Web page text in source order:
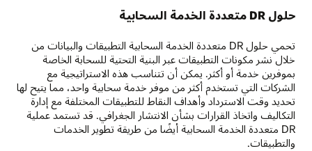
حلول DR متعددة الخدمة السحابية
تحمي حلول DR متعددة الخدمة السحابية التطبيقات والبيانات من
خلال نشر مكونات التطبيقات عبر البنية التحتية للسحابة الخاصة
بموفرين خدمة أو أكثر. يمكن أن تتناسب هذه الاستراتيجية مع
الشركات التي تستخدم أكثر من موفر خدمة سحابية واحد، مما يتيح لها
تحديد وقت الاسترداد وأهداف النقاط للتطبيقات المختلفة مع إدارة
التكاليف واتخاذ القرارات بشأن الانتشار الجغرافي. قد تستمد عملية
DR متعددة الخدمة السحابية أيضًا من طريقة تطوير الخدمات
والتطبيقات.